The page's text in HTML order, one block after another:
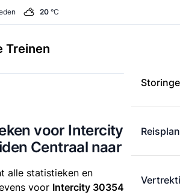
20 °C
Treinen
voor Intercity
Centraal naar Venlo)
alle statistieken en
voor Intercity 303545 dievan